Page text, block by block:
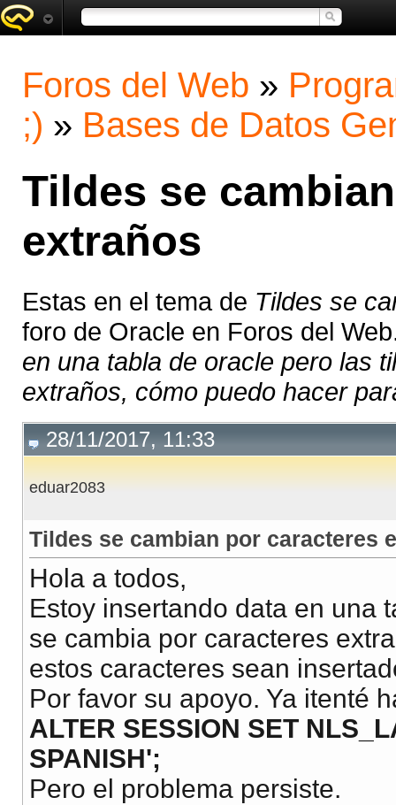
Foros del Web »
;) » Bases de Datos
Tildes se
extraños
Estas en el tema de Tildes se
foro de Oracle en Foros del
en una tabla de oracle pero las
extraños, cómo puedo hacer
28/11/2017, 11:33
eduar2083
Tildes se cambian por caracteres
Hola a todos,
Estoy insertando data en una
se cambia por caracteres
estos caracteres sean
Por favor su apoyo. Ya itenté
ALTER SESSION SET
SPANISH';
Pero el problema persiste.